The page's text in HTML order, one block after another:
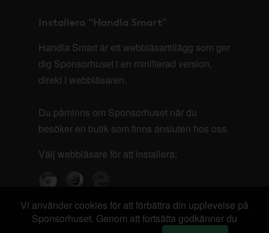
Installera "Handla Smart"
Handla Smart är ett webbläsartillägg som ger
dig Sponsorhuset i en minifierad version,
direkt i webbläsaren.
Du påminns om Sponsorhuset när du
besöker en butik som finns ansluten hos oss.
Välj webbläsare för att installera:
Vi använder cookies för att förbättra din upplevelse på
Sponsorhuset. Genom att fortsätta godkänner du